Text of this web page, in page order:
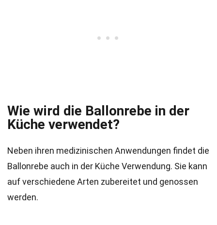
Wie wird die Ballonrebe in der
Küche verwendet?
Neben ihren medizinischen Anwendungen findet die
Ballonrebe auch in der Küche Verwendung. Sie kann
auf verschiedene Arten zubereitet und genossen
werden.